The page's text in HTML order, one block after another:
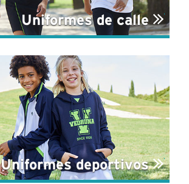
Uniformes de calle
Uniformes deportivos